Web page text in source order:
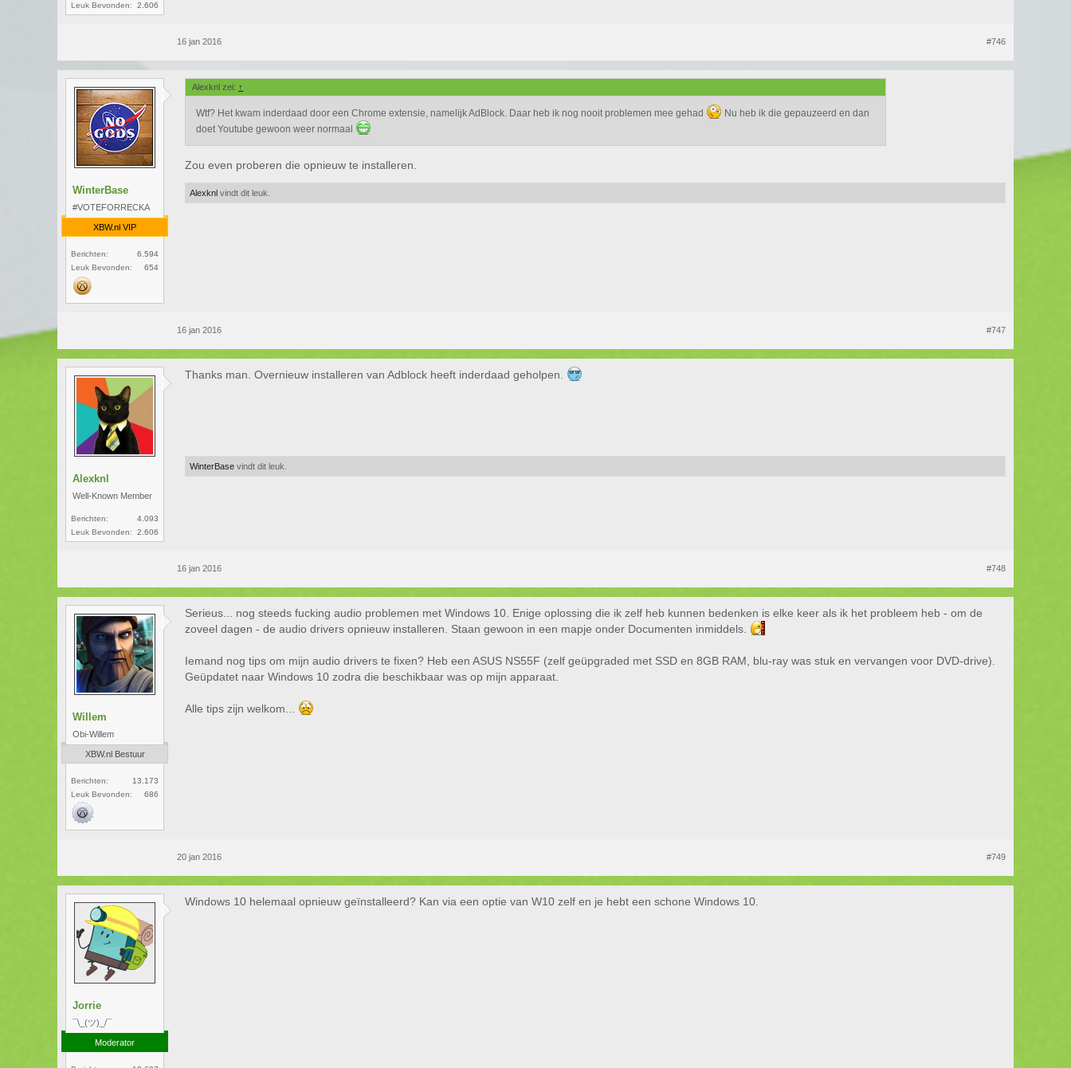
Leuk Bevonden:
2.606
16 jan 2016 #746
WinterBase
#VOTEFORRECKA
XBW.nl VIP
Berichten:
6.594
Leuk Bevonden:
654
Alexknl zei: ↑
Wtf? Het kwam inderdaad door een Chrome extensie, namelijk AdBlock. Daar heb ik nog nooit problemen mee gehad
Nu heb ik die gepauzeerd en dan
doet Youtube gewoon weer normaal
Zou even proberen die opnieuw te installeren.
16 jan 2016 #747
Alexknl vindt dit leuk.
Alexknl
Well-Known Member
Berichten:
4.093
Leuk Bevonden:
2.606
Thanks man. Overnieuw installeren van Adblock heeft inderdaad geholpen.
16 jan 2016 #748
WinterBase vindt dit leuk.
Willem
Obi-Willem
XBW.nl Bestuur
Berichten:
13.173
Leuk Bevonden:
686
Serieus... nog steeds fucking audio problemen met Windows 10. Enige oplossing die ik zelf heb kunnen bedenken is elke keer als ik het probleem heb - om de
zoveel dagen - de audio drivers opnieuw installeren. Staan gewoon in een mapje onder Documenten inmiddels.
Iemand nog tips om mijn audio drivers te fixen? Heb een ASUS NS55F (zelf geüpgraded met SSD en 8GB RAM, blu-ray was stuk en vervangen voor DVD-drive).
Geüpdatet naar Windows 10 zodra die beschikbaar was op mijn apparaat.
Alle tips zijn welkom...
20 jan 2016 #749
Jorrie
¯\_(ツ)_/¯
Moderator
Windows 10 helemaal opnieuw geïnstalleerd? Kan via een optie van W10 zelf en je hebt een schone Windows 10.